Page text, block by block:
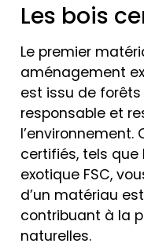
Les bois
Le premier
aménagement
est issu de
responsable et
l’environnement.
certifiés, tels que
exotique FSC,
d’un matériau
contribuant à la
naturelles.